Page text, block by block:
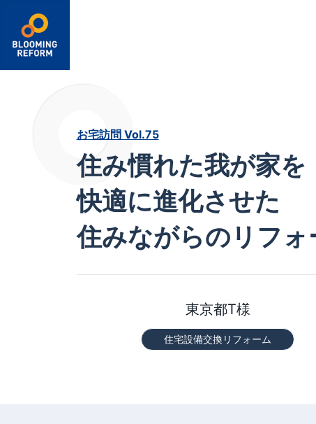
寝室・子ども部屋
屋根・外壁
バルコニー
玄関外回り
駐車場
庭
フェンス・門扉
お宅訪問 Vol.75
住み慣れた我が家を
快適に進化させた
住みながらのリフォ
東京都T様
住宅設備交換リフォーム